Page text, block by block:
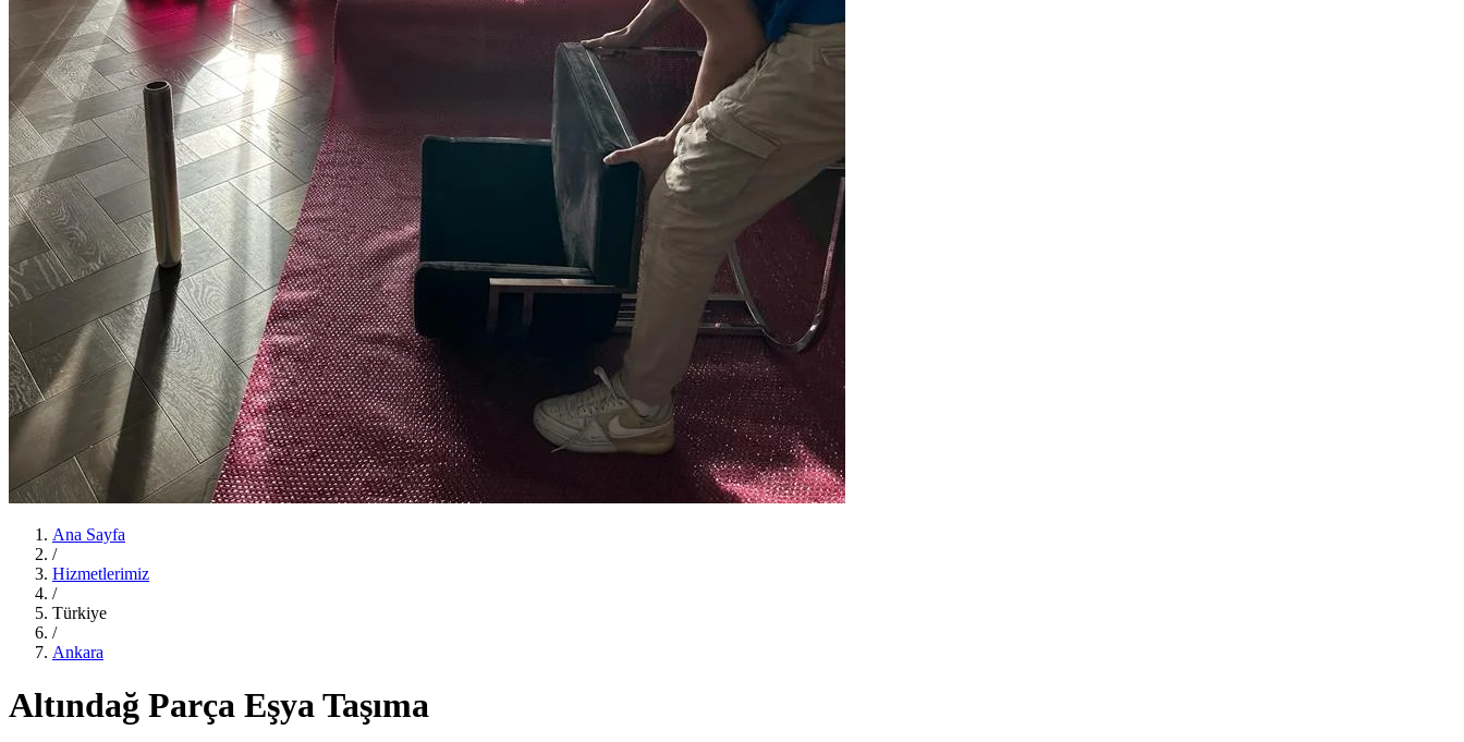
Ana Sayfa
/
Hizmetlerimiz
/
Türkiye
/
Ankara
Altındağ Parça Eşya Taşıma